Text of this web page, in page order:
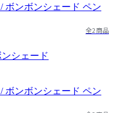
全2商品
シェード